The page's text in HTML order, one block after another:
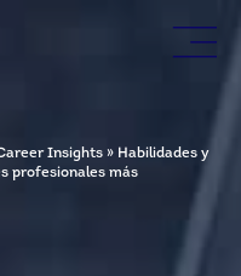
Insights » Habilidades y
profesionales más